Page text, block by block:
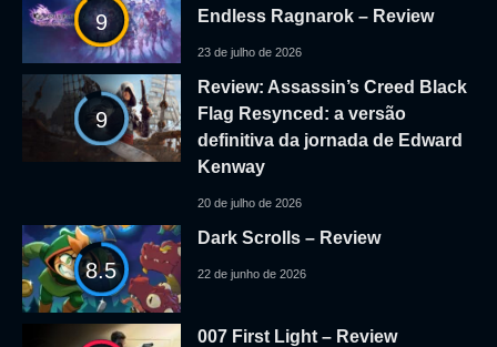
9
Endless Ragnarok – Review
23 de julho de 2026
9
Review: Assassin’s Creed Black
Flag Resynced: a versão
definitiva da jornada de Edward
Kenway
20 de julho de 2026
8.5
Dark Scrolls – Review
22 de junho de 2026
007 First Light – Review